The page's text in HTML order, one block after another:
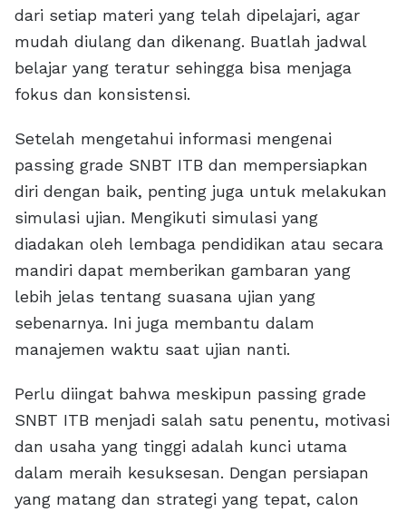
dari setiap materi yang telah dipelajari, agar
mudah diulang dan dikenang. Buatlah jadwal
belajar yang teratur sehingga bisa menjaga
fokus dan konsistensi.
Setelah mengetahui informasi mengenai
passing grade SNBT ITB dan mempersiapkan
diri dengan baik, penting juga untuk melakukan
simulasi ujian. Mengikuti simulasi yang
diadakan oleh lembaga pendidikan atau secara
mandiri dapat memberikan gambaran yang
lebih jelas tentang suasana ujian yang
sebenarnya. Ini juga membantu dalam
manajemen waktu saat ujian nanti.
Perlu diingat bahwa meskipun passing grade
SNBT ITB menjadi salah satu penentu, motivasi
dan usaha yang tinggi adalah kunci utama
dalam meraih kesuksesan. Dengan persiapan
yang matang dan strategi yang tepat, calon